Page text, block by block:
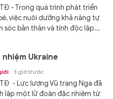
- Trong quá trình phát triển
việc nuôi dưỡng khả năng tự
sóc bản thân và tính độc lập...
Ukraine
3 giờ trước
- Lực lượng Vũ trang Nga đã
lập một lữ đoàn đặc nhiệm từ